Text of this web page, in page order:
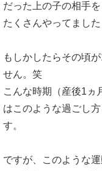
だった上の子の相手
たくさんやってました
もしかしたらその頃
せん。笑
こんな時期（産後1ヵ
はこのような過ごし
す。
ですが、このような